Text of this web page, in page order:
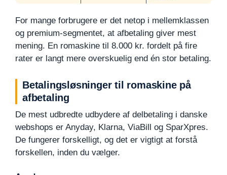
For mange forbrugere er det netop i mellemklassen
og premium-segmentet, at afbetaling giver mest
mening. En romaskine til 8.000 kr. fordelt på fire
rater er langt mere overskuelig end én stor betaling.
Betalingsløsninger til romaskine på
afbetaling
De mest udbredte udbydere af delbetaling i danske
webshops er Anyday, Klarna, ViaBill og SparXpres.
De fungerer forskelligt, og det er vigtigt at forstå
forskellen, inden du vælger.